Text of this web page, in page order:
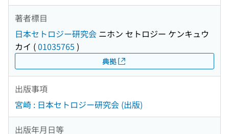
著者標目
日本セトロジー研究会 ニホン セトロジー ケンキュウ
カイ (01035765 )
典拠
出版事項
宮崎 : 日本セトロジー研究会 (出版)
出版年月日等